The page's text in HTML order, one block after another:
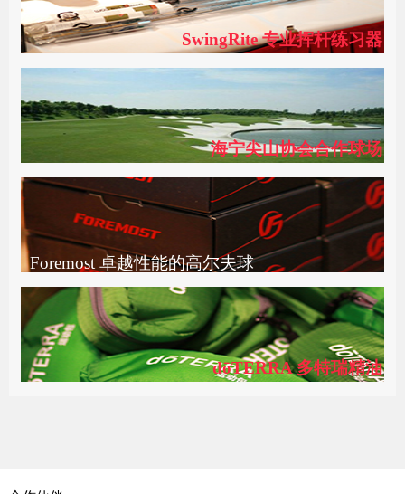
SwingRite 专业挥杆练习器
海宁尖山协会合作球场
Foremost 卓越性能的高尔夫球
dōTERRA 多特瑞精油